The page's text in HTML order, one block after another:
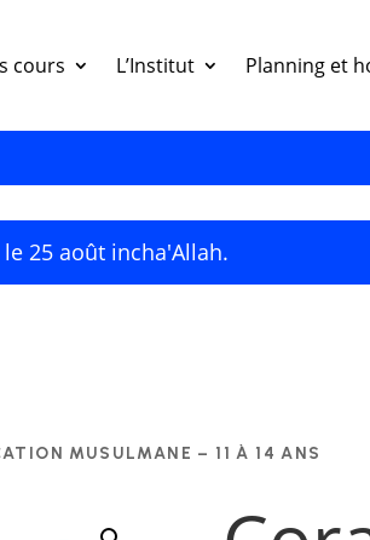
cours L’Institut Planning et
25 août incha'Allah.
MUSULMANE – 11 À 14 ANS